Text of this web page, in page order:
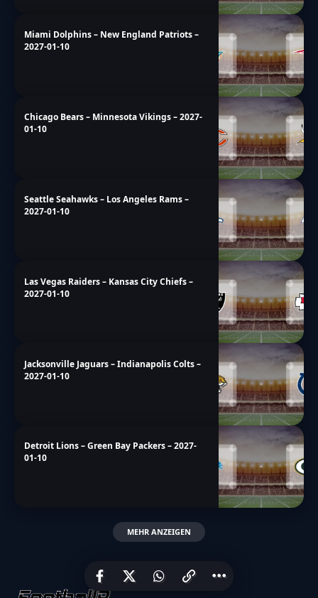
Miami Dolphins – New England Patriots –
2027-01-10
Chicago Bears – Minnesota Vikings – 2027-
01-10
Seattle Seahawks – Los Angeles Rams –
2027-01-10
Las Vegas Raiders – Kansas City Chiefs –
2027-01-10
Jacksonville Jaguars – Indianapolis Colts –
2027-01-10
Detroit Lions – Green Bay Packers – 2027-
01-10
MEHR ANZEIGEN